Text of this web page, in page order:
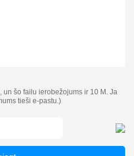
šo failu ierobežojums ir 10 M. Ja
tieši e-pastu.)